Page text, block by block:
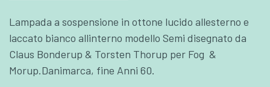
Lampada a sospensione in ottone lucido allesterno e
laccato bianco allinterno modello Semi disegnato da
Claus Bonderup & Torsten Thorup per Fog &
Morup.Danimarca, fine Anni 60.